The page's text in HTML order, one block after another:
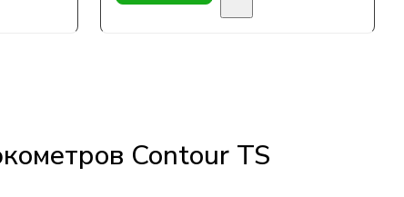
Contour TS